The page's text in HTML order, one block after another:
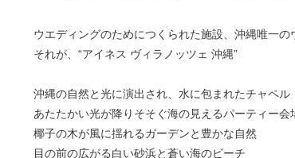
ウエディングのためにつくられた施設、沖縄唯一の
それが、“アイネス ヴィラノッツェ 沖縄”
沖縄の自然と光に演出され、水に包まれたチャペル
あたたかい光が降りそそぐ海の見えるパーティー会
椰子の木が風に揺れるガーデンと豊かな自然
目の前の広がる白い砂浜と蒼い海のビーチ